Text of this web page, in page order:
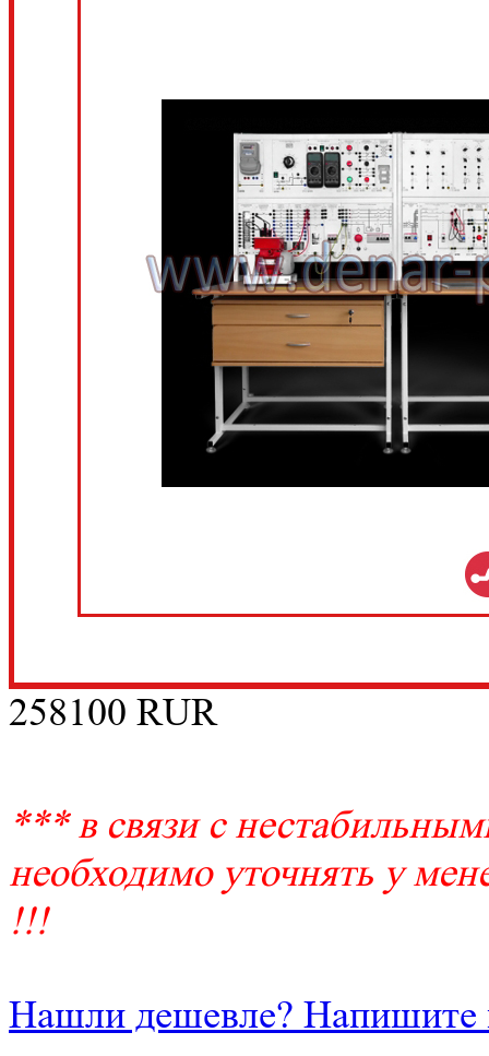
258100 RUR
*** в связи с
необходимо уточнять у
!!!
Нашли дешевле?